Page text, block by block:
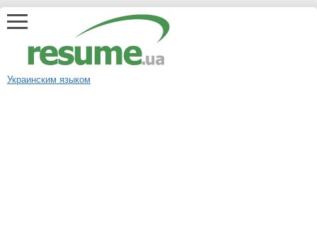
Украинским языком